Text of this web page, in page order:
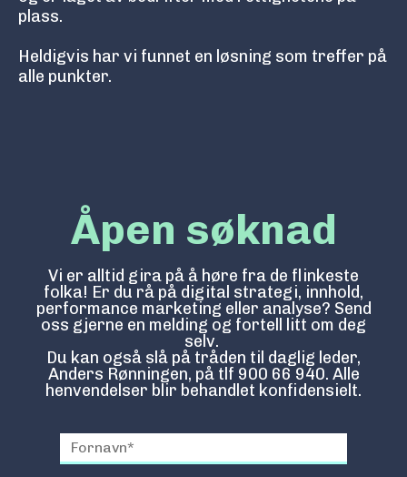
plass.
Heldigvis har vi funnet en løsning som treffer på
alle punkter.
Åpen søknad
Vi er alltid gira på å høre fra de flinkeste
folka! Er du rå på digital strategi, innhold,
performance marketing eller analyse? Send
oss gjerne en melding og fortell litt om deg
selv.
Du kan også slå på tråden til daglig leder,
Anders Rønningen, på tlf 900 66 940. Alle
henvendelser blir behandlet konfidensielt.